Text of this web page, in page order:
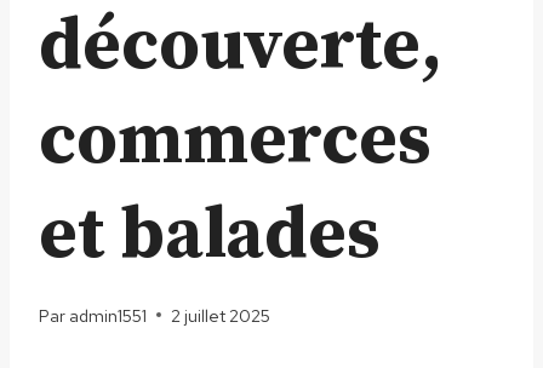
découverte,
commerces
et balades
Par admin1551 2 juillet 2025